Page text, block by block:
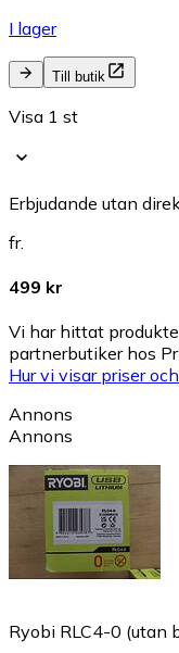
I lager
Till butik
Visa 1 st
Erbjudande utan
fr.
499 kr
Vi har hittat
partnerbutiker hos
Hur vi visar priser
Annons
Annons
Ryobi RLC4-0 (utan